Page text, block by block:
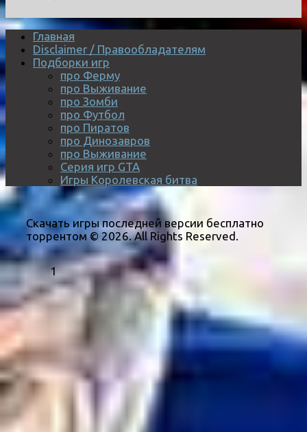
Главная
Disclaimer / Правообладателям
Подборки игр
про Ферму
про Выживание
про Зомби
про Футбол
про Пиратов
про Динозавров
про Выживание
Серия игр GTA
Игры Королевская битва
Скачать игры последней версии бесплатно
торрентом © 2026. All Rights Reserved.
1